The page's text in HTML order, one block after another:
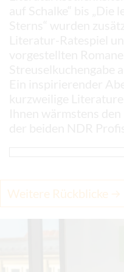
Weitere Rückblicke